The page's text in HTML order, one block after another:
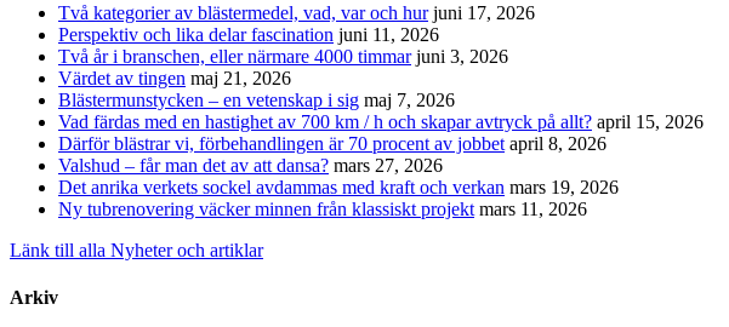
Två kategorier av blästermedel, vad, var och hur juni 17, 2026
Perspektiv och lika delar fascination juni 11, 2026
Två år i branschen, eller närmare 4000 timmar juni 3, 2026
Värdet av tingen maj 21, 2026
Blästermunstycken – en vetenskap i sig maj 7, 2026
Vad färdas med en hastighet av 700 km / h och skapar avtryck på allt? april 15, 2026
Därför blästrar vi, förbehandlingen är 70 procent av jobbet april 8, 2026
Valshud – får man det av att dansa? mars 27, 2026
Det anrika verkets sockel avdammas med kraft och verkan mars 19, 2026
Ny tubrenovering väcker minnen från klassiskt projekt mars 11, 2026
Länk till alla Nyheter och artiklar
Arkiv